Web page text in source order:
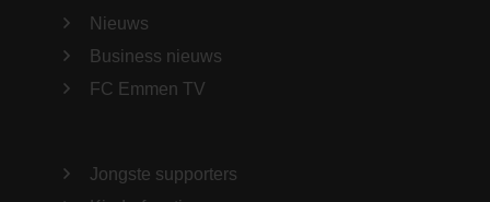
Nieuws
Business nieuws
FC Emmen TV
Jongste supporters